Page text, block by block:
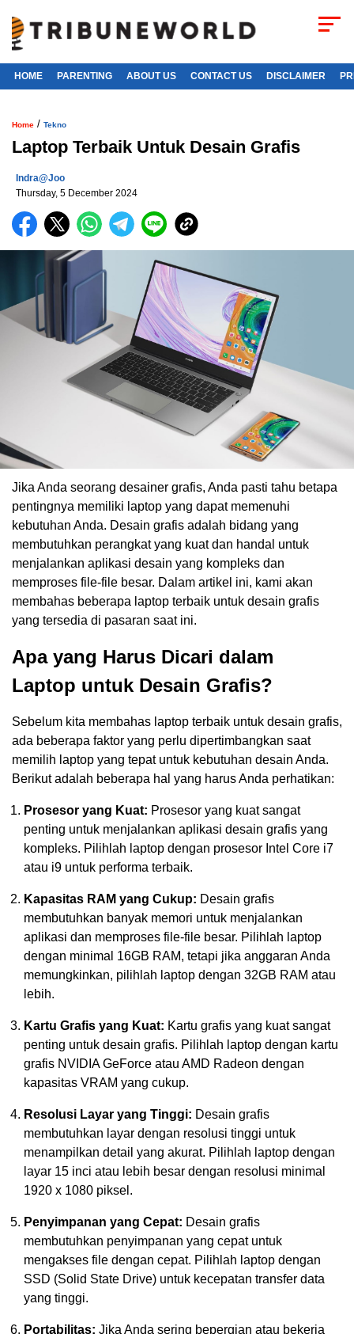
HOME PARENTING ABOUT US CONTACT US DISCLAIMER
Home / Tekno
Laptop Terbaik Untuk Desain Grafis
Indra@joo
Thursday, 5 December 2024
Jika Anda seorang desainer grafis, Anda pasti tahu betapa
pentingnya memiliki laptop yang dapat memenuhi
kebutuhan Anda. Desain grafis adalah bidang yang
membutuhkan perangkat yang kuat dan handal untuk
menjalankan aplikasi desain yang kompleks dan
memproses file-file besar. Dalam artikel ini, kami akan
membahas beberapa laptop terbaik untuk desain grafis
yang tersedia di pasaran saat ini.
Apa yang Harus Dicari dalam
Laptop untuk Desain Grafis?
Sebelum kita membahas laptop terbaik untuk desain grafis,
ada beberapa faktor yang perlu dipertimbangkan saat
memilih laptop yang tepat untuk kebutuhan desain Anda.
Berikut adalah beberapa hal yang harus Anda perhatikan:
Prosesor yang Kuat: Prosesor yang kuat sangat
penting untuk menjalankan aplikasi desain grafis yang
kompleks. Pilihlah laptop dengan prosesor Intel Core i7
atau i9 untuk performa terbaik.
Kapasitas RAM yang Cukup: Desain grafis
membutuhkan banyak memori untuk menjalankan
aplikasi dan memproses file-file besar. Pilihlah laptop
dengan minimal 16GB RAM, tetapi jika anggaran Anda
memungkinkan, pilihlah laptop dengan 32GB RAM atau
lebih.
Kartu Grafis yang Kuat: Kartu grafis yang kuat sangat
penting untuk desain grafis. Pilihlah laptop dengan kartu
grafis NVIDIA GeForce atau AMD Radeon dengan
kapasitas VRAM yang cukup.
Resolusi Layar yang Tinggi: Desain grafis
membutuhkan layar dengan resolusi tinggi untuk
menampilkan detail yang akurat. Pilihlah laptop dengan
layar 15 inci atau lebih besar dengan resolusi minimal
1920 x 1080 piksel.
Penyimpanan yang Cepat: Desain grafis
membutuhkan penyimpanan yang cepat untuk
mengakses file dengan cepat. Pilihlah laptop dengan
SSD (Solid State Drive) untuk kecepatan transfer data
yang tinggi.
Portabilitas: Jika Anda sering bepergian atau bekerja